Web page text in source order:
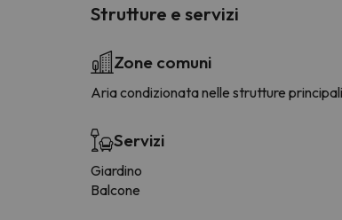
Strutture e servizi
Zone comuni
Aria condizionata nelle strutture principali
Servizi
Giardino
Balcone